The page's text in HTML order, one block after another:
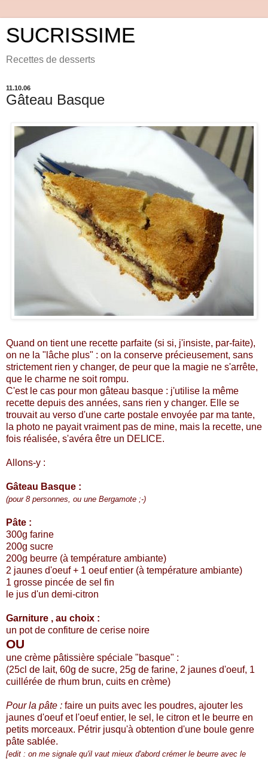
SUCRISSIME
Recettes de desserts
11.10.06
Gâteau Basque
Quand on tient une recette parfaite (si si, j'insiste, par-faite),
on ne la "lâche plus" : on la conserve précieusement, sans
strictement rien y changer, de peur que la magie ne s'arrête,
que le charme ne soit rompu.
C'est le cas pour mon gâteau basque : j'utilise la même
recette depuis des années, sans rien y changer. Elle se
trouvait au verso d'une carte postale envoyée par ma tante,
la photo ne payait vraiment pas de mine, mais la recette, une
fois réalisée, s'avéra être un DELICE.
Allons-y :
Gâteau Basque :
(pour 8 personnes, ou une Bergamote ;-)
Pâte :
300g farine
200g sucre
200g beurre (à température ambiante)
2 jaunes d'oeuf + 1 oeuf entier (à température ambiante)
1 grosse pincée de sel fin
le jus d'un demi-citron
Garniture , au choix :
un pot de confiture de cerise noire
OU
une crème pâtissière spéciale "basque" :
(25cl de lait, 60g de sucre, 25g de farine, 2 jaunes d'oeuf, 1
cuillérée de rhum brun, cuits en crème)
Pour la pâte : faire un puits avec les poudres, ajouter les
jaunes d'oeuf et l'oeuf entier, le sel, le citron et le beurre en
petits morceaux. Pétrir jusqu'à obtention d'une boule genre
pâte sablée.
[edit : on me signale qu'il vaut mieux d'abord crémer le beurre avec le